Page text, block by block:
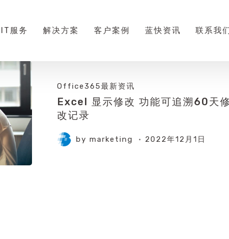
IT服务 解决方案 客户案例 蓝快资讯 联系我
Office365最新资讯
Excel 显示修改 功能可追溯60天
改记录
by marketing 2022年12月1日